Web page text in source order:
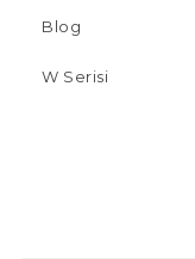
Blog
W Serisi